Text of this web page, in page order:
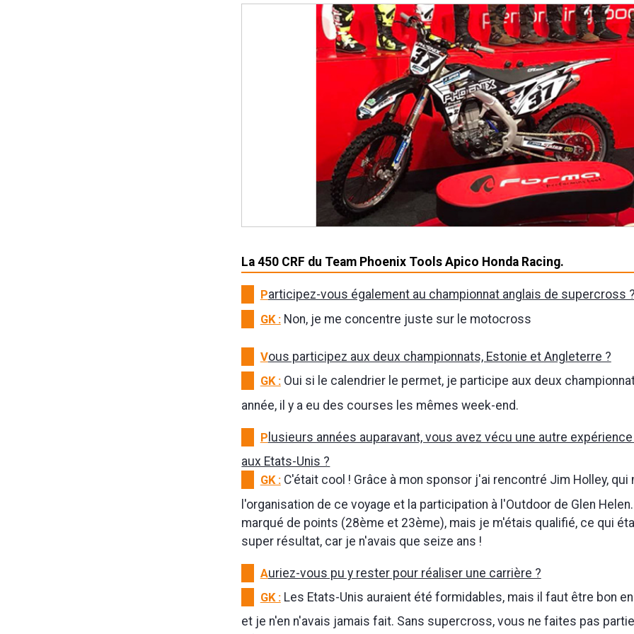
La 450 CRF du Team Phoenix Tools Apico Honda Racing.
Participez-vous également au championnat anglais de supercross
GK :Non, je me concentre juste sur le motocross
Vous participez aux deux championnats, Estonie et Angleterre ?
GK :Oui si le calendrier le permet, je participe aux deux
année, il y a eu des courses les mêmes week-end.
P lusieurs années auparavant, vous avez vécu une autre expérience
aux Etats-Unis ?
GK :C'était cool ! Grâce à mon sponsor j'ai rencontré Jim Holley, qui
l'organisation de ce voyage et la participation à l'Outdoor de Glen
marqué de points (28ème et 23ème), mais je m'étais qualifié, ce qui
super résultat, car je n'avais que seize ans !
Auriez-vous pu y rester pour réaliser une carrière ?
GK :Les Etats-Unis auraient été formidables, mais il faut être bon
et je n'en n'avais jamais fait. Sans supercross, vous ne faites pas